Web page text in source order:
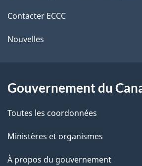
e
l
a
g
e
r
t
a
c
i
o
ce
site
Contacter ECCC
Nouvelles
Gouvernement du
Toutes les coordonnées
Ministères et organismes
À propos du gouvernement